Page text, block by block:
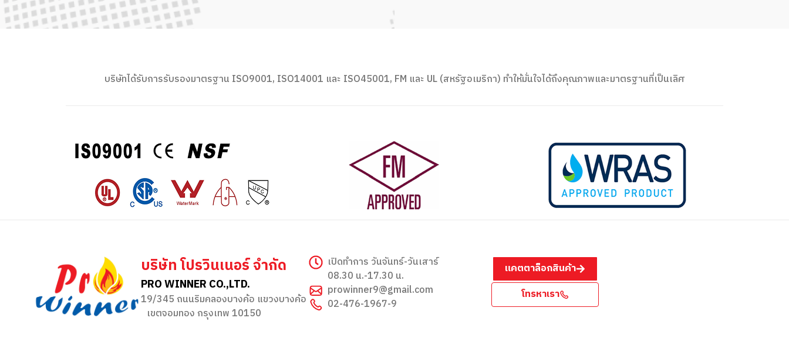
บริษัทได้รับการรับรองมาตรฐาน ISO9001, ISO14001 และ ISO45001, FM และ UL (สหรัฐอเมริกา) ทำให้มั่นใจได้ถึงคุณภาพและมาตรฐานที่เป็นเลิศ
บริษัท โปรวินเนอร์ จำกัด
PRO WINNER CO.,LTD.
19/345 ถนนริมคลองบางค้อ แขวงบางค้อ
เขตจอมทอง กรุงเทพ 10150
เปิดทำการ วันจันทร์-วันเสาร์
08.30 น.-17.30 น.
prowinner9@gmail.com
02-476-1967-9
แคตตาล็อกสินค้า
โทรหาเรา